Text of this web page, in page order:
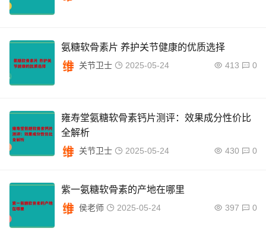
氨糖软骨素片 养护关节健康的优质选择
关节卫士 2025-05-24 413 0
雍寿堂氨糖软骨素钙片测评：效果成分性价比
全解析
关节卫士 2025-05-24 430 0
紫一氨糖软骨素的产地在哪里
侯老师 2025-05-24 397 0